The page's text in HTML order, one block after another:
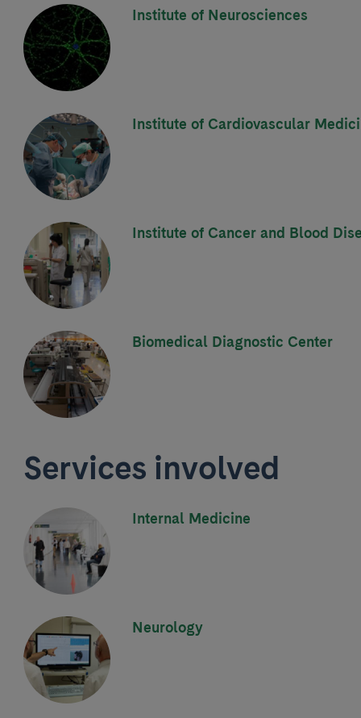
Institute of Neurosciences
Institute of Cardiovascular
Institute of Cancer and Blood
Biomedical Diagnostic Center
Services involved
Internal Medicine
Neurology